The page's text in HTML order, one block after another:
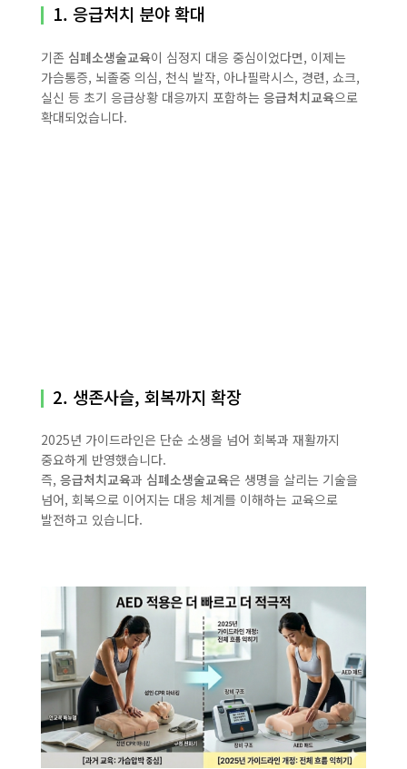
1. 응급처치 분야 확대
기존 심폐소생술교육이 심정지 대응 중심이었다면, 이제는
가슴통증, 뇌졸중 의심, 천식 발작, 아나필락시스, 경련, 쇼크,
실신 등 초기 응급상황 대응까지 포함하는 응급처치교육으로
확대되었습니다.
2. 생존사슬, 회복까지 확장
2025년 가이드라인은 단순 소생을 넘어 회복과 재활까지
중요하게 반영했습니다.
즉, 응급처치교육과 심폐소생술교육은 생명을 살리는 기술을
넘어, 회복으로 이어지는 대응 체계를 이해하는 교육으로
발전하고 있습니다.